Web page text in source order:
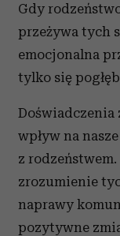
Gdy
przeżywa tych
emocjonalna
tylko się
Doświadczenia
wpływ na
z
zrozumienie
naprawy
pozytywne